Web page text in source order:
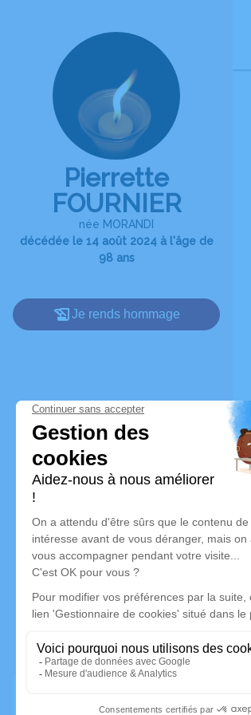
Pierrette
FOURNIER
née MORANDI
décédée le 14 août 2024 à l'âge de
98 ans
Je rends hommage